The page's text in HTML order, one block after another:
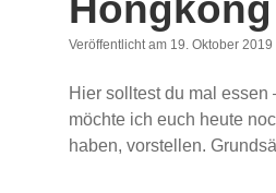
Veröffentlicht am 19. Oktober 2019
Hier solltest du mal
möchte ich euch heute
haben, vorstellen.